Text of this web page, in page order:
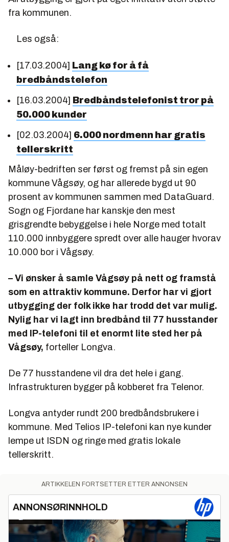
fra kommunen.
Les også:
[17.03.2004] Lang kø for å få
bredbåndstelefon
[16.03.2004] Bredbåndstelefonist tror på
50.000 kunder
[02.03.2004] 6.000 nordmenn har gratis
tellerskritt
Måløy-bedriften ser først og fremst på sin egen
kommune Vågsøy, og har allerede bygd ut 90
prosent av kommunen sammen med DataGuard.
Sogn og Fjordane har kanskje den mest
grisgrendte bebyggelse i hele Norge med totalt
110.000 innbyggere spredt over alle hauger hvorav
10.000 bor i Vågsøy.
– Vi ønsker å samle Vågsøy på nett og framstå
som en attraktiv kommune. Derfor har vi gjort
utbygging der folk ikke har trodd det var mulig.
Nylig har vi lagt inn bredbånd til 77 husstander
med IP-telefoni til et enormt lite sted her på
Vågsøy, forteller Longva.
De 77 husstandene vil dra det hele i gang.
Infrastrukturen bygger på kobberet fra Telenor.
Longva antyder rundt 200 bredbåndsbrukere i
kommune. Med Telios IP-telefoni kan nye kunder
lempe ut ISDN og ringe med gratis lokale
tellerskritt.
ARTIKKELEN FORTSETTER ETTER ANNONSEN
ANNONSØRINNHOLD